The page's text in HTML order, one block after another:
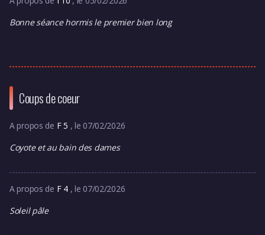
Bonne séance hormis le premier bien long
Coups de coeur
A propos de F 5 , le 07/02/2026
Coyote et au bain des dames
A propos de F 4 , le 07/02/2026
Soleil pâle